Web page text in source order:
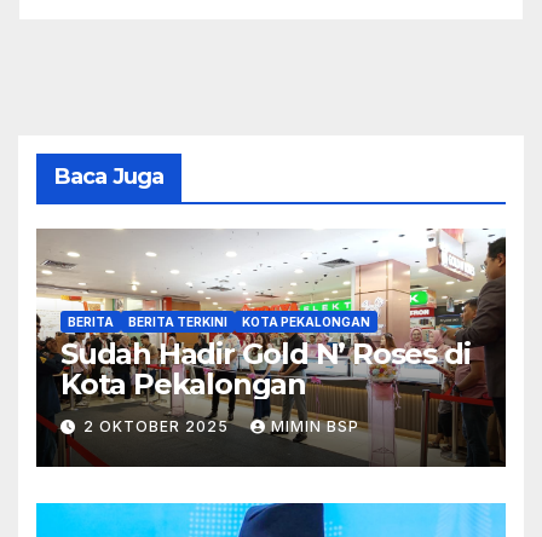
Baca Juga
BERITA BERITA TERKINI KOTA PEKALONGAN
Sudah Hadir Gold N’ Roses di
Kota Pekalongan
2 OKTOBER 2025 MIMIN BSP